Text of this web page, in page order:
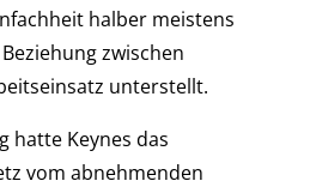
halber meistens
zwischen
unterstellt.
hatte Keynes das
vom abnehmenden